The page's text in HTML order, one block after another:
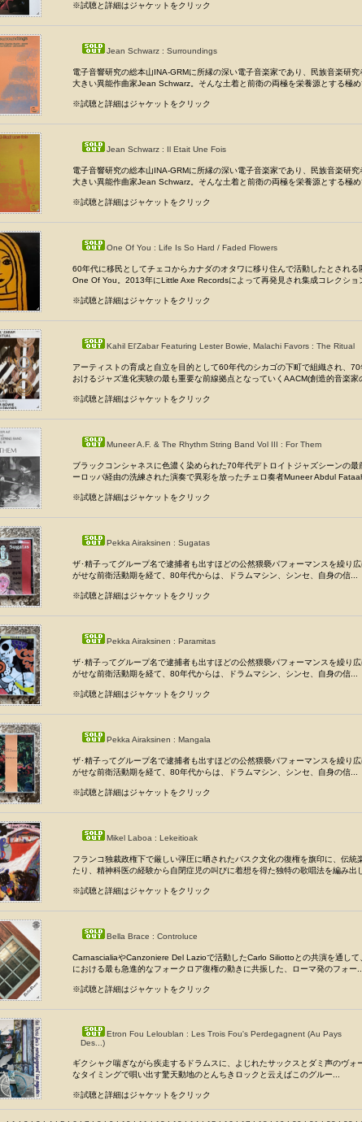
※試聴と詳細はジャケットをクリック
Jean Schwarz : Surroundings
電子音響研究の総本山INA-GRMに所縁の深い電子音楽家であり、民族音楽研究
大きい異能作曲家Jean Schwarz。そんな土着と前衛の両極を栄養源とする極め
※試聴と詳細はジャケットをクリック
Jean Schwarz : Il Etait Une Fois
電子音響研究の総本山INA-GRMに所縁の深い電子音楽家であり、民族音楽研究
大きい異能作曲家Jean Schwarz。そんな土着と前衛の両極を栄養源とする極め
※試聴と詳細はジャケットをクリック
One Of You : Life Is So Hard / Faded Flowers
60年代に移民としてチェコからカナダのオタワに移り住んで活動したとされる
One Of You。2013年にLittle Axe Recordsによって再発見され集成コレクショ
※試聴と詳細はジャケットをクリック
Kahil El'Zabar Featuring Lester Bowie, Malachi Favors : The Ritual
アーティストの育成と自立を目的として60年代のシカゴの下町で組織され、
おけるジャズ進化実験の最も重要な前線拠点となっていくAACM(創造的音楽家
※試聴と詳細はジャケットをクリック
Muneer A.F. & The Rhythm String Band Vol III : For Them
ブラックコンシャネスに色濃く染められた70年代デトロイトジャズシーンの最
ーロッパ経由の洗練された演奏で異彩を放ったチェロ奏者Muneer Abdul
※試聴と詳細はジャケットをクリック
Pekka Airaksinen : Sugatas
ザ･精子ってグループ名で逮捕者も出すほどの公然猥褻パフォーマンスを繰り
がせな前衛活動期を経て、80年代からは、ドラムマシン、シンセ、自身の信...
※試聴と詳細はジャケットをクリック
Pekka Airaksinen : Paramitas
ザ･精子ってグループ名で逮捕者も出すほどの公然猥褻パフォーマンスを繰り
がせな前衛活動期を経て、80年代からは、ドラムマシン、シンセ、自身の信...
※試聴と詳細はジャケットをクリック
Pekka Airaksinen : Mangala
ザ･精子ってグループ名で逮捕者も出すほどの公然猥褻パフォーマンスを繰り
がせな前衛活動期を経て、80年代からは、ドラムマシン、シンセ、自身の信...
※試聴と詳細はジャケットをクリック
Mikel Laboa : Lekeitioak
フランコ独裁政権下で厳しい弾圧に晒されたバスク文化の復権を旗印に、伝統
たり、精神科医の経験から自閉症児の叫びに着想を得た独特の歌唱法を編み出
※試聴と詳細はジャケットをクリック
Bella Brace : Controluce
CarnascialiaやCanzoniere Del Lazioで活動したCarlo Siliottoとの共演を通して
における最も急進的なフォークロア復権の動きに共振した、ローマ発のフォー...
※試聴と詳細はジャケットをクリック
Etron Fou Leloublan : Les Trois Fou's Perdegagnent (Au Pays
Des...)
ギクシャク喘ぎながら疾走するドラムスに、よじれたサックスとダミ声のヴォ
なタイミングで唄い出す驚天動地のとんちきロックと云えばこのグルー...
※試聴と詳細はジャケットをクリック